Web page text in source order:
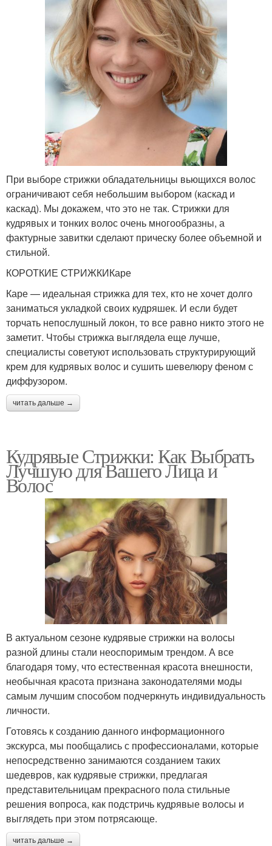
При выборе стрижки обладательницы вьющихся волос
ограничивают себя небольшим выбором (каскад и
каскад). Мы докажем, что это не так. Стрижки для
кудрявых и тонких волос очень многообразны, а
фактурные завитки сделают прическу более объемной и
стильной.
КОРОТКИЕ СТРИЖКИКаре
Каре — идеальная стрижка для тех, кто не хочет долго
заниматься укладкой своих кудряшек. И если будет
торчать непослушный локон, то все равно никто этого не
заметит. Чтобы стрижка выглядела еще лучше,
специалисты советуют использовать структурирующий
крем для кудрявых волос и сушить шевелюру феном с
диффузором.
читать дальше →
Кудрявые Стрижки: Как Выбрать
Лучшую для Вашего Лица и
Волос
В актуальном сезоне кудрявые стрижки на волосы
разной длины стали неоспоримым трендом. А все
благодаря тому, что естественная красота внешности,
необычная красота признана законодателями моды
самым лучшим способом подчеркнуть индивидуальность
личности.
Готовясь к созданию данного информационного
экскурса, мы пообщались с профессионалами, которые
непосредственно занимаются созданием таких
шедевров, как кудрявые стрижки, предлагая
представительницам прекрасного пола стильные
решения вопроса, как подстричь кудрявые волосы и
выглядеть при этом потрясающе.
читать дальше →